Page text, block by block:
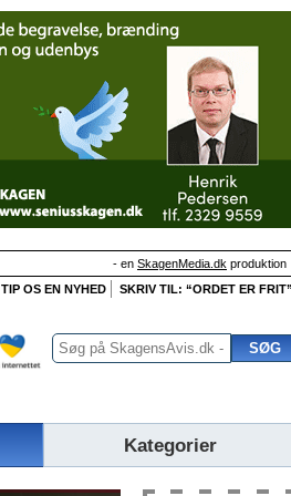
- en SkagenMedia.dk produktion
TIP OS EN NYHED SKRIV TIL: “ORDET ER
Kategorier